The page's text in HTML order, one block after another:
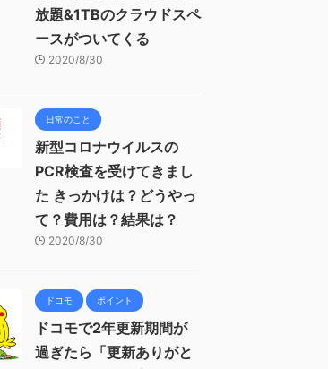
放題&1TBのクラウドスペ
ースがついてくる
2020/8/30
日常のこと
新型コロナウイルスの
PCR検査を受けてきまし
た きっかけは？どうやっ
て？費用は？結果は？
2020/8/30
ドコモ ポイント
ドコモで2年更新期間が
過ぎたら「更新ありがと